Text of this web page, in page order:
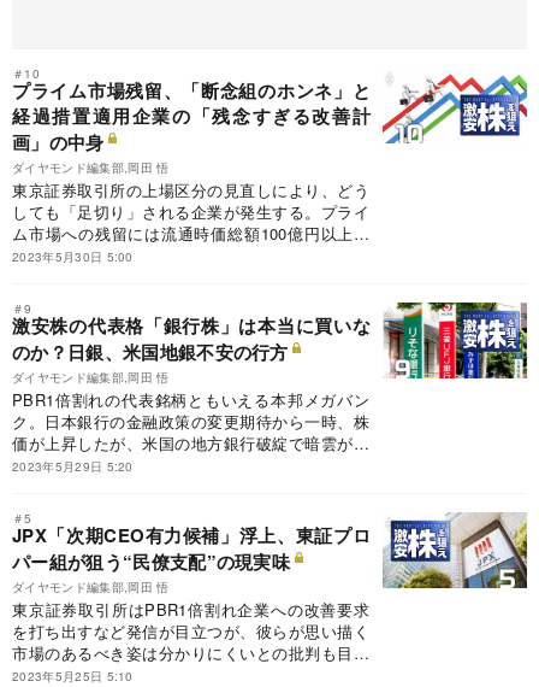
＃10
プライム市場残留、「断念組のホンネ」と
経過措置適用企業の「残念すぎる改善計
画」の中身
ダイヤモンド編集部,岡田 悟
東京証券取引所の上場区分の見直しにより、どう
しても「足切り」される企業が発生する。プライ
ム市場への残留には流通時価総額100億円以上な
どが条件だが、収益が低迷し、成長戦略を描きに
に、スタンダード市場への移行を選んだ企業トッ
プを直撃してホンネを聞いた。
2023年5月30日 5:00
＃9
激安株の代表格「銀行株」は本当に買いな
のか？日銀、米国地銀不安の行方
ダイヤモンド編集部,岡田 悟
PBR1倍割れの代表銘柄ともいえる本邦メガバン
ク。日本銀行の金融政策の変更期待から一時、株
価が上昇したが、米国の地方銀行破綻で暗雲が垂
れ込める。元日銀審議委員による米国経済の解説
2023年5月29日 5:20
＃5
JPX「次期CEO有力候補」浮上、東証プロ
パー組が狙う“民僚支配”の現実味
ダイヤモンド編集部,岡田 悟
東京証券取引所はPBR1倍割れ企業への改善要求
を打ち出すなど発信が目立つが、彼らが思い描く
市場のあるべき姿は分かりにくいとの批判も目立
つ。親会社の日本取引所グループ（JPX）トップ
2023年5月25日 5:10